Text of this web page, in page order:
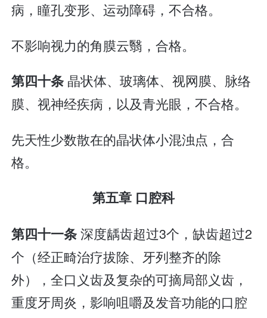
病，瞳孔变形、运动障碍，不合格。
不影响视力的角膜云翳，合格。
第四十条 晶状体、玻璃体、视网膜、脉络
膜、视神经疾病，以及青光眼，不合格。
先天性少数散在的晶状体小混浊点，合
格。
第五章 口腔科
第四十一条深度龋齿超过3个，缺齿超过2
个（经正畸治疗拔除、牙列整齐的除
外），全口义齿及复杂的可摘局部义齿，
重度牙周炎，影响咀嚼及发音功能的口腔